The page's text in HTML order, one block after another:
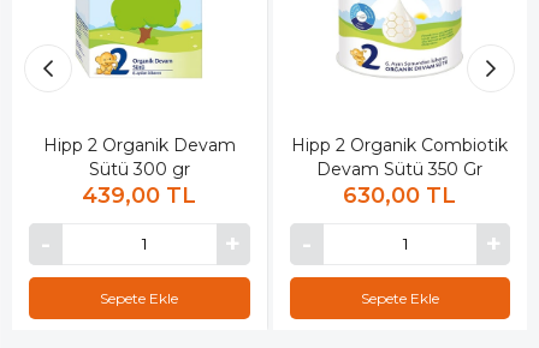
Hipp 2 Organik Devam
Sütü 300 gr
439,00 TL
Sepete Ekle
Hipp 2 Organik Combiotik
Devam Sütü 350 Gr
630,00 TL
Sepete Ekle